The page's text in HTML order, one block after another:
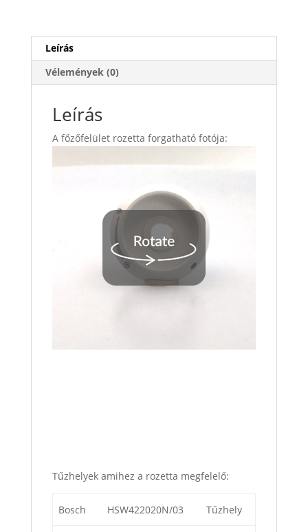
Leírás
Vélemények (0)
Leírás
A főzőfelület rozetta forgatható fotója:
Tűzhelyek amihez a rozetta megfelelő:
Bosch HSW422020N/03 Tűzhely